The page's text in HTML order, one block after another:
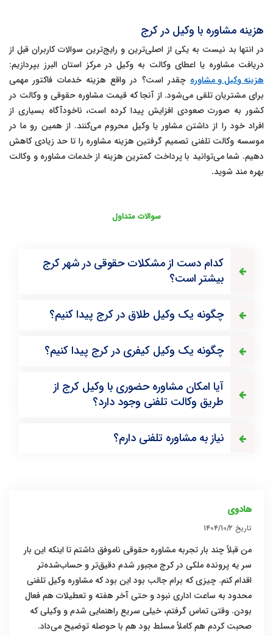
هزینه مشاوره با وکیل در کرج
در انتها بد نیست به یکی از اصلی‌ترین و رایج‌ترین سوالات کاربران قبل از
دریافت مشاوره یا اعطای وکالت به وکیل در مرکز استان البرز بپردازیم:
هزینه وکیل و مشاوره چقدر است؟ در واقع هزینه خدمات فاکتور مهمی
برای مشتریان تلقی می‌شود. از آنجا که قیمت مشاوره حقوقی و وکالت در
کشور به صورت صعودی افزایش پیدا کرده است، ناخودآگاه بسیاری از
افراد خود را از داشتن مشاور یا وکیل محروم می‌کنند. از همین رو ما در
موسسه وکالت تلفنی تصمیم گرفتین هزینه مشاوره را تا حد زیادی کاهش
دهیم. شما می‌توانید با پرداخت کمترین هزینه از خدمات مشاوره و وکالت
بهره مند شوید.
سوالات متداول
کدام دست از مشکلات حقوقی در شهر کرج
بیشتر است؟
چگونه یک وکیل طلاق در کرج پیدا کنیم؟
چگونه یک وکیل کیفری در کرج پیدا کنیم؟
آیا امکان مشاوره حضوری با وکیل کرج از
طریق وکالت تلفنی وجود دارد؟
نیاز به مشاوره تلفنی دارم؟
هادوی
تاریخ ۱۴۰۴/۱۰/۲
من قبلاً چند بار تجربه مشاوره حقوقی ناموفق داشتم تا اینکه این بار
سر یه پرونده ملکی در کرج مجبور شدم دقیق‌تر و حساب‌شده‌تر
اقدام کنم. چیزی که برام جالب بود این بود که مشاوره وکیل تلفنی
محدود به ساعت اداری نبود و حتی آخر هفته و تعطیلات هم فعال
بودن. وقتی تماس گرفتم، خیلی سریع راهنمایی شدم و وکیلی که
صحبت کردم هم کاملاً مسلط بود هم با حوصله توضیح می‌داد.